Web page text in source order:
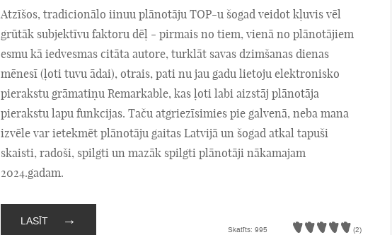
Atzīšos, tradicionālo iinuu plānotāju TOP-u šogad veidot kļuvis vēl
grūtāk subjektīvu faktoru dēļ - pirmais no tiem, vienā no plānotājiem
esmu kā iedvesmas citāta autore, turklāt savas dzimšanas dienas
mēnesī (ļoti tuvu ādai), otrais, pati nu jau gadu lietoju elektronisko
pierakstu grāmatiņu Remarkable, kas ļoti labi aizstāj plānotāja
pierakstu lapu funkcijas. Taču atgriezīsimies pie galvenā, neba mana
izvēle var ietekmēt plānotāju gaitas Latvijā un šogad atkal tapuši
skaisti, radoši, spilgti un mazāk spilgti plānotāji nākamajam
2024.gadam.
LASĪT →
Skatīts: 995 (2)